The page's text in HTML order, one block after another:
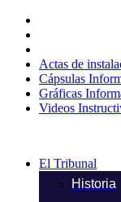
contenido
Actas de
Cápsulas
Gráficas
Videos
El Tribunal
Historia